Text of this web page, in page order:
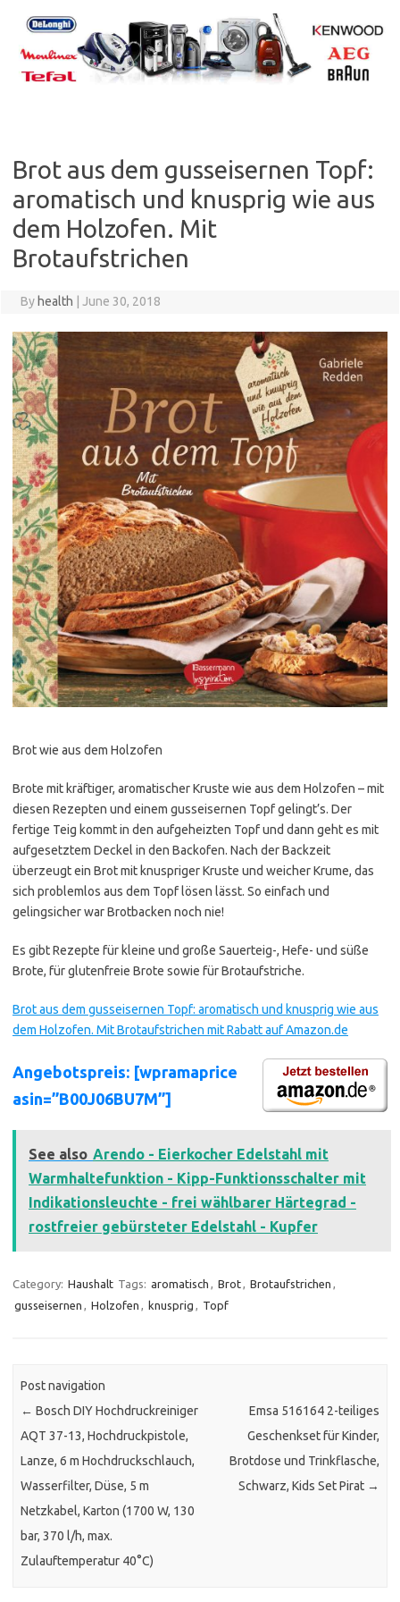
content
Brot aus dem gusseisernen Topf:
aromatisch und knusprig wie aus
dem Holzofen. Mit
Brotaufstrichen
By health June 30, 2018
Brot wie aus dem Holzofen
Brote mit kräftiger, aromatischer Kruste wie aus dem Holzofen – mit
diesen Rezepten und einem gusseisernen Topf gelingt’s. Der
fertige Teig kommt in den aufgeheizten Topf und dann geht es mit
aufgesetztem Deckel in den Backofen. Nach der Backzeit
überzeugt ein Brot mit knuspriger Kruste und weicher Krume, das
sich problemlos aus dem Topf lösen lässt. So einfach und
gelingsicher war Brotbacken noch nie!
Es gibt Rezepte für kleine und große Sauerteig-, Hefe- und süße
Brote, für glutenfreie Brote sowie für Brotaufstriche.
Brot aus dem gusseisernen Topf: aromatisch und knusprig wie aus
dem Holzofen. Mit Brotaufstrichen mit Rabatt auf Amazon.de
Angebotspreis: [wpramaprice
asin=”B00J06BU7M”]
See also Arendo - Eierkocher Edelstahl mit
Warmhaltefunktion - Kipp-Funktionsschalter mit
Indikationsleuchte - frei wählbarer Härtegrad -
rostfreier gebürsteter Edelstahl - Kupfer
Category: Haushalt Tags: aromatisch , Brot, Brotaufstrichen ,
gusseisernen , Holzofen , knusprig , Topf
Post navigation
← Bosch DIY Hochdruckreiniger
AQT 37-13, Hochdruckpistole,
Lanze, 6 m Hochdruckschlauch,
Wasserfilter, Düse, 5 m
Netzkabel, Karton (1700 W, 130
bar, 370 l/h, max.
Zulauftemperatur 40°C)
Emsa 516164 2-teiliges
Geschenkset für Kinder,
Brotdose und Trinkflasche,
Schwarz, Kids Set Pirat →